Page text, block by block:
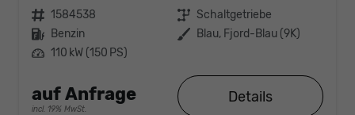
Fahrzeugnr. 1584538 Getriebe Schaltgetriebe
Kraftstoff Benzin Außenfarbe Blau, Fjord-Blau (9K)
Leistung 110 kW (150 PS)
auf Anfrage
incl. 19% MwSt.
Details